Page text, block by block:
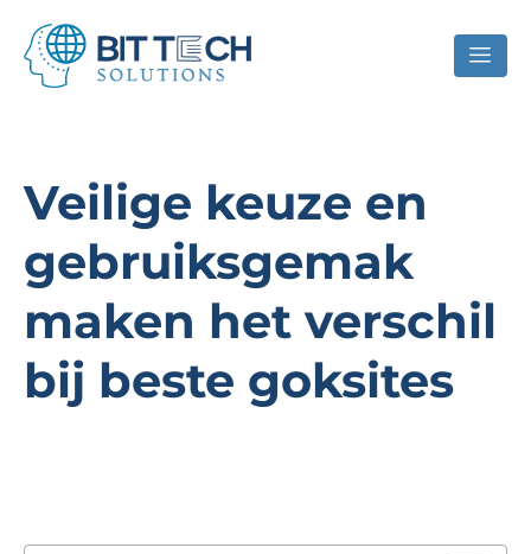
Veilige keuze en
gebruiksgemak
maken het verschil
bij beste goksites